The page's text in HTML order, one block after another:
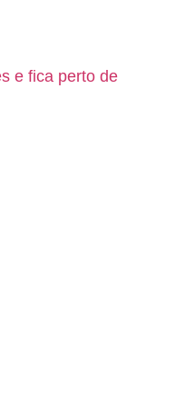
e fica perto de